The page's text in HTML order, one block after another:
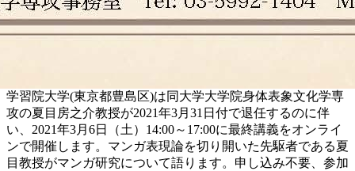
学習院大学(東京都豊島区)は同大学大学院身体表象文化学専
攻の夏目房之介教授が2021年3月31日付で退任するのに伴
い、2021年3月6日（土）14:00～17:00に最終講義をオンライ
ンで開催します。マンガ表現論を切り開いた先駆者である夏
目教授がマンガ研究について語ります。申し込み不要、参加